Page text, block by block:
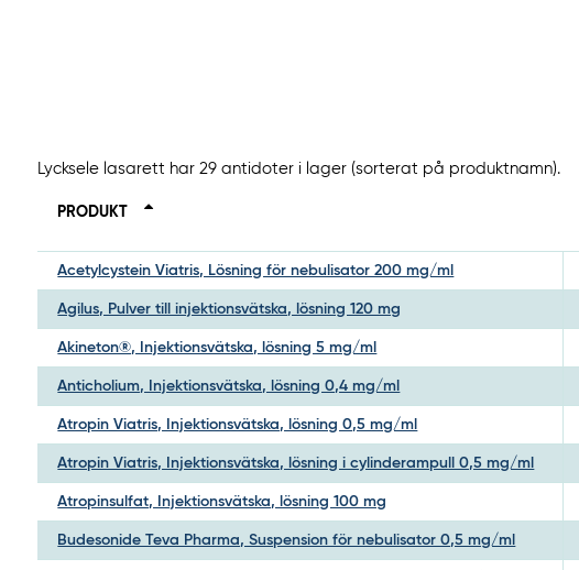
Lycksele lasarett har 29 antidoter i lager (sorterat på produktnamn).
PRODUKT
Acetylcystein Viatris, Lösning för nebulisator 200 mg/ml
Agilus, Pulver till injektionsvätska, lösning 120 mg
Akineton®, Injektionsvätska, lösning 5 mg/ml
Anticholium, Injektionsvätska, lösning 0,4 mg/ml
Atropin Viatris, Injektionsvätska, lösning 0,5 mg/ml
Atropin Viatris, Injektionsvätska, lösning i cylinderampull 0,5 mg/ml
Atropinsulfat, Injektionsvätska, lösning 100 mg
Budesonide Teva Pharma, Suspension för nebulisator 0,5 mg/ml